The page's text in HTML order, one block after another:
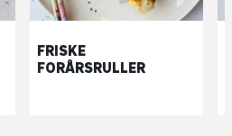
FRISKE
FORÅRSRULLER